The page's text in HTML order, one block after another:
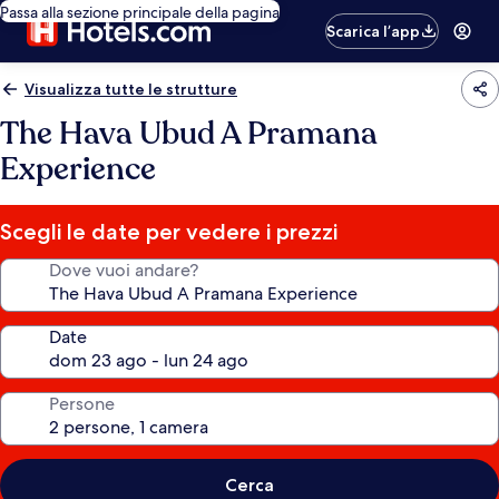
Passa alla sezione principale della pagina
Scarica l’app
Visualizza tutte le strutture
The Hava Ubud A Pramana
Experience
Scegli le date per vedere i prezzi
Dove vuoi andare?
Date
Persone
Cerca